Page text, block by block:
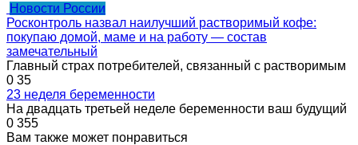
Новости России
Росконтроль назвал наилучший растворимый кофе:
покупаю домой, маме и на работу — состав
замечательный
Главный страх потребителей, связанный с растворимым
0 35
23 неделя беременности
На двадцать третьей неделе беременности ваш будущий
0 355
Вам также может понравиться